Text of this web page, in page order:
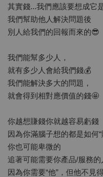
其實錢...我們應該要想成它
我們幫助他人解決問題後
別人給我們的回報而來的😎
我們能幫多少人，
就有多少人會給我們錢💰
我們能解決多大的問題，
就會得到相對應價值的錢🤩
你越想賺錢你就越容易虧錢
因為你滿腦子想的都是如何“
你也可能卑微的
追著可能需要你產品/服務的
因為你需要“他”，但他不見